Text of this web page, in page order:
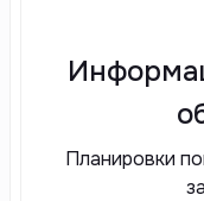
Планировки